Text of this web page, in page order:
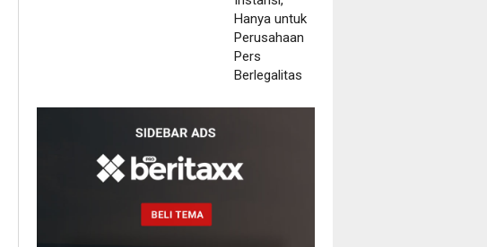
DPMPTSP